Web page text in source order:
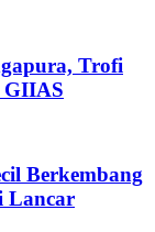
Trofi
GIIAS
Berkembang
Lancar